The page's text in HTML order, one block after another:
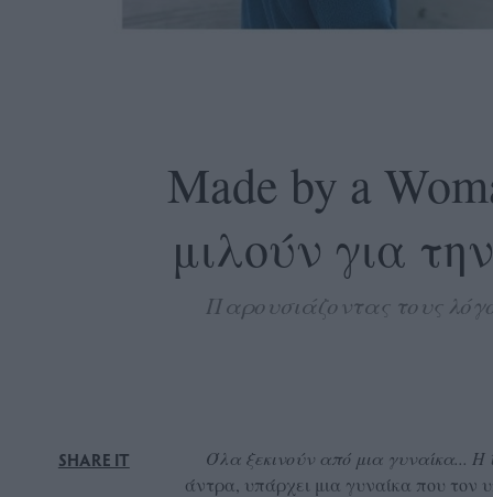
Made by a
μιλούν για
Παρουσιάζοντας τους
SHARE IT Όλα ξεκινούν από μια γυναίκα... Η
άντρα, υπάρχει μια γυναίκα που τον